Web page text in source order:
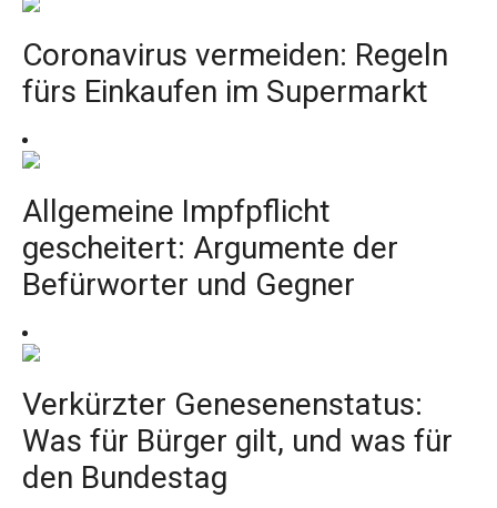
Coronavirus vermeiden: Regeln
fürs Einkaufen im Supermarkt
Allgemeine Impfpflicht
gescheitert: Argumente der
Befürworter und Gegner
Verkürzter Genesenenstatus:
Was für Bürger gilt, und was für
den Bundestag